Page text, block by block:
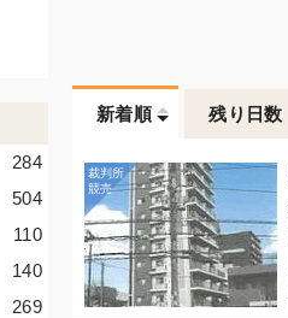
新着順 残り日数
284
504
110
140
269